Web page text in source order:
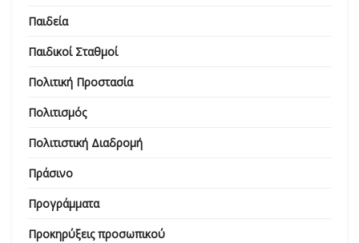
Παιδεία
Παιδικοί Σταθμοί
Πολιτική Προστασία
Πολιτισμός
Πολιτιστική Διαδρομή
Πράσινο
Προγράμματα
Προκηρύξεις προσωπικού